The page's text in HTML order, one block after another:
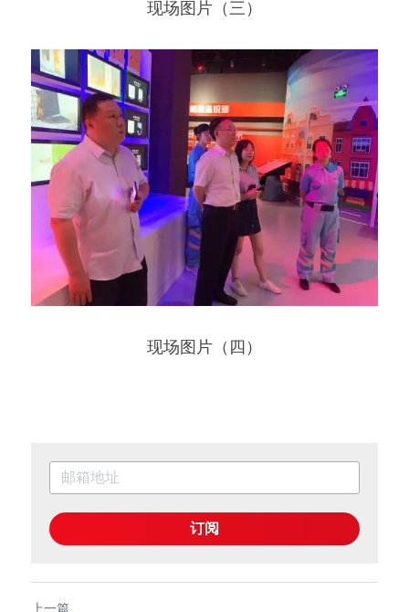
现场图片（三）
现场图片（四）
订阅
上一篇